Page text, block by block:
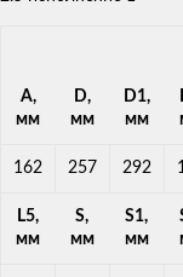
А,
мм
D,
мм
D1,
мм
162 257 292
L5,
мм
S,
мм
S1,
мм